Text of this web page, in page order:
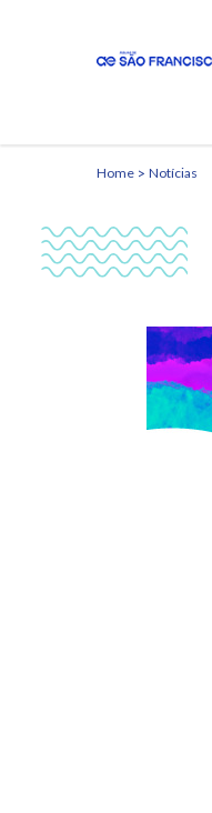
Home Notícias